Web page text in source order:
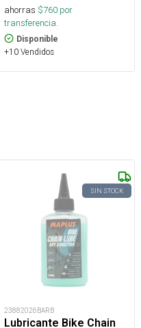
ahorras $760 por
transferencia.
Disponible
+10 Vendidos
SIN STOCK
23882026BARB
Lubricante Bike Chain